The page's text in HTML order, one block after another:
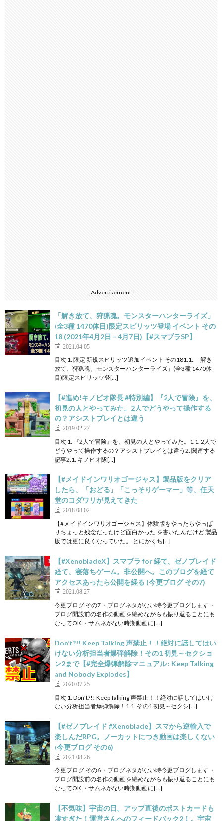
Advertisement
「解き放て、狩猟魂。モンスターハンターライズ」
(全3種 1470体目)限定スピリッツ登場 イベント その
18 (2021年4月2日 – 4月7日)【#スマブラSP】
2021.04.05
目次 1. 限定 新規スピリッツ追加イベント その181.1. 「解き
放て、狩猟魂。モンスターハンターライズ」(全3種 1470体
目)限定スピリッツ登[…]
【#進め!キノピオ隊長 #特別編】『2人で冒険』を、
初見の人とやってみた。2人でどうやって操作する
の？アシストプレイとは違う
2019.02.27
目次 1. 『2人で冒険』を、初見の人とやってみた。1.1. 2人で
どうやって操作するの？アシストプレイとは違う2. 関連する
記事2.1. キノピオ隊[…]
【#メイドインワリオゴージャス】製品版をクリア
したら、「おどる」「こっそりゲーマー」等、任天
堂のコダワリが見えてきた
2018.08.02
【#メイドインワリオゴージャス】体験版をやったらやっぱ
りちょっと残念だったけど面白かった を書いたんだけど 製品
版では更に良くなっていた。 とにかくち[…]
【#XenobladeX】スマブラ for 経て、ゼノブレイド
経て、寝落ちゲーム。非公開へ。このブログを経て
アクセスあったら公開を経る (今更ブログ その7)
2021.08.27
今更ブログ その7 ・ブログネタがない時今更ブログします ・
ブログ開設前の名作の動画を纏めながらも振り返ることにも
なってOK ・サムネがない時期動画に[…]
Don’t?!! Keep Talking 声禁止！！絶対に話してはい
けない分析担当者爆弾解除！その1 初見～セクショ
ン2まで【#完全爆弾解除マニュアル : Keep Talking
and Nobody Explodes】
2020.07.25
目次 1. Don’t?!! Keep Talking 声禁止！！絶対に話してはいけ
ない分析担当者爆弾解除！1.1. その1 初見～セクシ[…]
【#ゼノブレイド #Xenoblade】スマから逆輸入で
楽しんだRPG。ノーカットにつき動画は楽しくない
(今更ブログ その6)
2021.08.26
今更ブログ その6 ・ブログネタがない時今更ブログします ・
ブログ開設前の名作の動画を纏めながらも振り返ることにも
なってOK ・サムネがない時期動画に[…]
【不気味】宇宙の日。アップ直後のポストカードも
凄すぎた！運営さんへのフィードバック2！。宇宙